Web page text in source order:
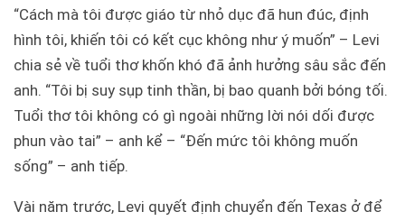
“Cách mà tôi được giáo từ nhỏ dục đã hun đúc, định
hình tôi, khiến tôi có kết cục không như ý muốn” – Levi
chia sẻ về tuổi thơ khốn khó đã ảnh hưởng sâu sắc đến
anh. “Tôi bị suy sụp tinh thần, bị bao quanh bởi bóng tối.
Tuổi thơ tôi không có gì ngoài những lời nói dối được
phun vào tai” – anh kể – “Đến mức tôi không muốn
sống” – anh tiếp.
Vài năm trước, Levi quyết định chuyển đến Texas ở để